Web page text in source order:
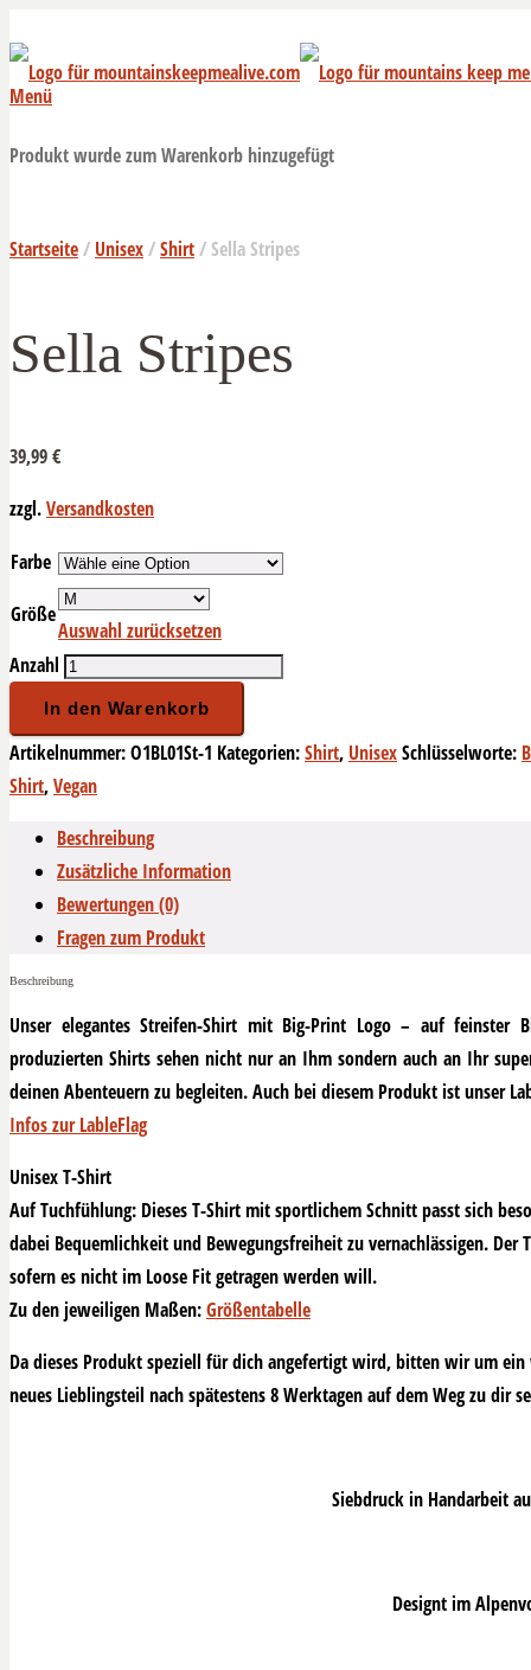
Menü
Produktwurde zum Warenkorb hinzugefügt
Startseite/ Unisex/Shirt/ Sella Stripes
Sella Stripes
39,99€
zzgl.Versandkosten
Farbe
Größe
Auswahl zurücksetzen
Anzahl
In den Warenkorb
Artikelnummer:O1BL01St-1 Kategorien:Shirt, UnisexSchlüsselworte:
Shirt,Vegan
Beschreibung
Zusätzliche Information
Bewertungen (0)
Fragen zum Produkt
Beschreibung
Unser elegantes Streifen-Shirt mit Big-Print Logo – auf feinster
produzierten Shirts sehen nicht nur an Ihm sondern auch an Ihr
deinen Abenteuern zu begleiten. Auch bei diesem Produkt ist unser
Infos zur LableFlag
Unisex T-Shirt
Auf Tuchfühlung: Dieses T-Shirt mit sportlichem Schnitt passt sich
dabei Bequemlichkeit und Bewegungsfreiheit zu vernachlässigen.
sofern es nicht im Loose Fit getragen werden will.
Zu den jeweiligen Maßen:Größentabelle
Da dieses Produkt speziell für dich angefertigt wird, bitten wir um
neues Lieblingsteil nach spätestens 8 Werktagen auf dem Weg zu dir
Siebdruck in Handarbeit
Designt im